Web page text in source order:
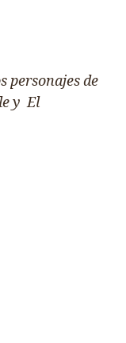
personajes de
y El